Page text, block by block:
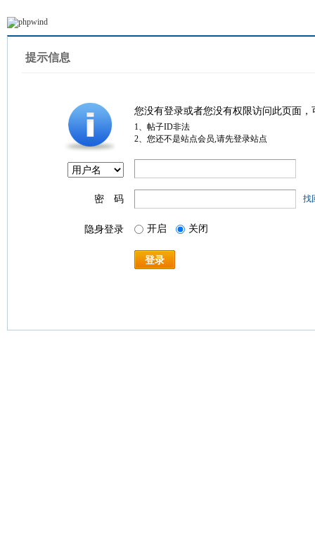
提示信息
您没有登录或者您没有权限访问此页面
1、帖子ID非法
2、您还不是站点会员,请先登录站点
密 码 找
隐身登录 开启 关闭
登录